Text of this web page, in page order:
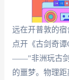
远在开普敦的宿
点开《古剑奇
——"非洲玩古剑
的噩梦。物理距